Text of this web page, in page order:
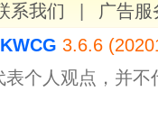
系我们
广告服
KWCG 3.6.6
个人观点，并